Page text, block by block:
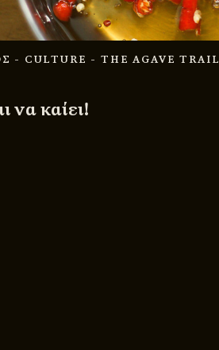
- CULTURE - THE AGAVE TRAIL
να καίει!